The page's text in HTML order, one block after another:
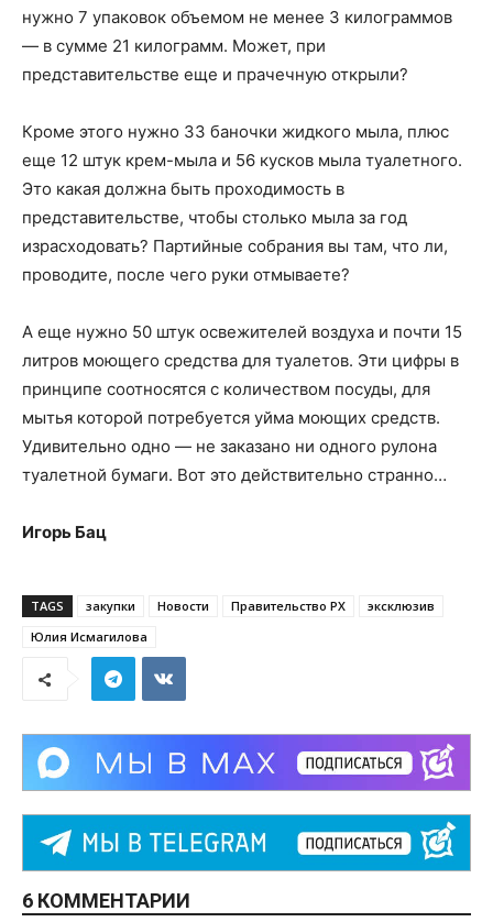
нужно 7 упаковок объемом не менее 3 килограммов
— в сумме 21 килограмм. Может, при
представительстве еще и прачечную открыли?
Кроме этого нужно 33 баночки жидкого мыла, плюс
еще 12 штук крем-мыла и 56 кусков мыла туалетного.
Это какая должна быть проходимость в
представительстве, чтобы столько мыла за год
израсходовать? Партийные собрания вы там, что ли,
проводите, после чего руки отмываете?
А еще нужно 50 штук освежителей воздуха и почти 15
литров моющего средства для туалетов. Эти цифры в
принципе соотносятся с количеством посуды, для
мытья которой потребуется уйма моющих средств.
Удивительно одно — не заказано ни одного рулона
туалетной бумаги. Вот это действительно странно…
Игорь Бац
TAGS закупки Новости Правительство РХ
эксклюзив
Юлия Исмагилова
6 КОММЕНТАРИИ